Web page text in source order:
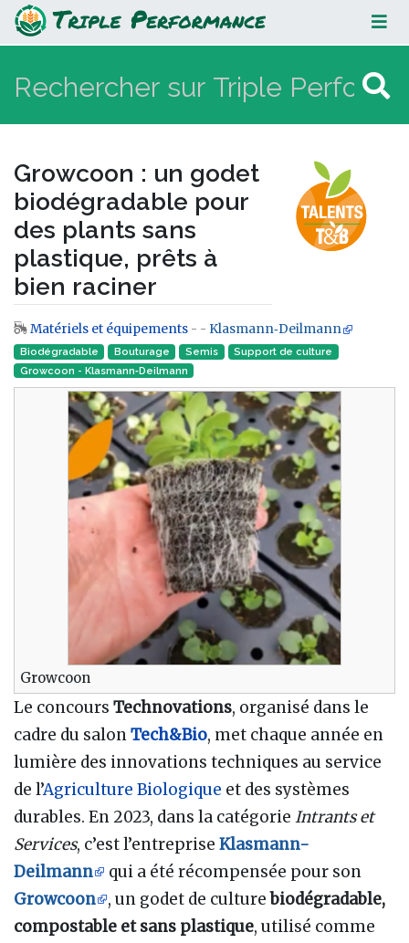
Growcoon : un godet
biodégradable pour des plants
sans plastique, prêts à bien raciner
Growcoon : un godet
biodégradable pour
des plants sans
plastique, prêts à
bien raciner
Aller à :navigation,rechercher
Matériels et équipements - - Klasmann‑Deilmann
Biodégradable Bouturage Semis
Support de culture
Growcoon - Klasmann‑Deilmann
Growcoon
Le concours Technovations, organisé dans le
cadre du salonTech&Bio, met chaque année en
lumière des innovations techniques au service
de l’Agriculture Biologique et des systèmes
durables. En 2023, dans la catégorie Intrants et
Services, c’est l’entreprise Klasmann-
Deilmann
qui a été récompensée pour son
Growcoon
, un godet de culturebiodégradable,
compostable et sans plastique, utilisé comme